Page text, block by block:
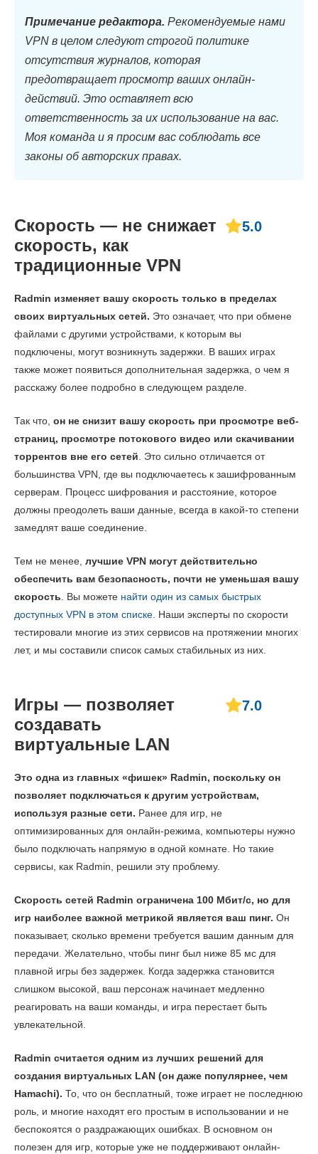
Примечание редактора. Рекомендуемые нами
VPN в целом следуют строгой политике
отсутствия журналов, которая
предотвращает просмотр ваших онлайн-
действий. Это оставляет всю
ответственность за их использование на вас.
Моя команда и я просим вас соблюдать все
законы об авторских правах.
Скорость — не снижает
скорость, как
традиционные VPN
5.0
Radmin изменяет вашу скорость только в пределах
своих виртуальных сетей. Это означает, что при обмене
файлами с другими устройствами, к которым вы
подключены, могут возникнуть задержки. В ваших играх
также может появиться дополнительная задержка, о чем я
расскажу более подробно в следующем разделе.
Так что, он не снизит вашу скорость при просмотре веб-
страниц, просмотре потокового видео или скачивании
торрентов вне его сетей. Это сильно отличается от
большинства VPN, где вы подключаетесь к зашифрованным
серверам. Процесс шифрования и расстояние, которое
должны преодолеть ваши данные, всегда в какой-то степени
замедлят ваше соединение.
Тем не менее, лучшие VPN могут действительно
обеспечить вам безопасность, почти не уменьшая вашу
скорость. Вы можете найти один из самых быстрых
доступных VPN в этом списке. Наши эксперты по скорости
тестировали многие из этих сервисов на протяжении многих
лет, и мы составили список самых стабильных из них.
Игры — позволяет
создавать
виртуальные LAN
7.0
Это одна из главных «фишек» Radmin, поскольку он
позволяет подключаться к другим устройствам,
используя разные сети. Ранее для игр, не
оптимизированных для онлайн-режима, компьютеры нужно
было подключать напрямую в одной комнате. Но такие
сервисы, как Radmin, решили эту проблему.
Скорость сетей Radmin ограничена 100 Мбит/с, но для
игр наиболее важной метрикой является ваш пинг. Он
показывает, сколько времени требуется вашим данным для
передачи. Желательно, чтобы пинг был ниже 85 мс для
плавной игры без задержек. Когда задержка становится
слишком высокой, ваш персонаж начинает медленно
реагировать на ваши команды, и игра перестает быть
увлекательной.
Radmin считается одним из лучших решений для
создания виртуальных LAN (он даже популярнее, чем
Hamachi). То, что он бесплатный, тоже играет не последнюю
роль, и многие находят его простым в использовании и не
беспокоятся о раздражающих ошибках. В основном он
полезен для игр, которые уже не поддерживают онлайн-